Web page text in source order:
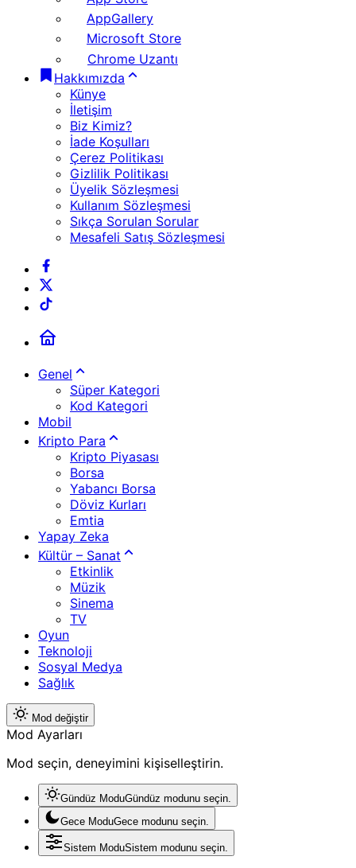
AppGallery
Microsoft Store
Chrome Uzantı
Hakkımızda
Künye
İletişim
Biz Kimiz?
İade Koşulları
Çerez Politikası
Gizlilik Politikası
Üyelik Sözleşmesi
Kullanım Sözleşmesi
Sıkça Sorulan Sorular
Mesafeli Satış Sözleşmesi
Genel
Süper Kategori
Kod Kategori
Mobil
Kripto Para
Kripto Piyasası
Borsa
Yabancı Borsa
Döviz Kurları
Emtia
Yapay Zeka
Kültür – Sanat
Etkinlik
Müzik
Sinema
TV
Oyun
Teknoloji
Sosyal Medya
Sağlık
Mod değiştir
Mod Ayarları
Mod seçin, deneyimini kişiselleştirin.
Gündüz ModuGündüz modunu seçin.
Gece ModuGece modunu seçin.
Sistem ModuSistem modunu seçin.